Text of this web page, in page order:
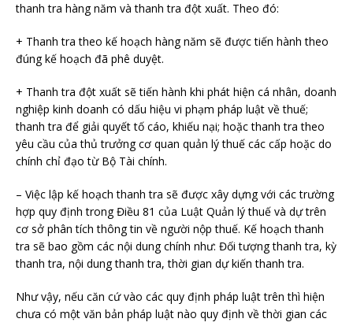
thanh tra hàng năm và thanh tra đột xuất. Theo đó:
+ Thanh tra theo kế hoạch hàng năm sẽ được tiến hành theo
đúng kế hoạch đã phê duyệt.
+ Thanh tra đột xuất sẽ tiến hành khi phát hiện cá nhân, doanh
nghiệp kinh doanh có dấu hiệu vi phạm pháp luật về thuế;
thanh tra để giải quyết tố cáo, khiếu nại; hoặc thanh tra theo
yêu cầu của thủ trưởng cơ quan quản lý thuế các cấp hoặc do
chính chỉ đạo từ Bộ Tài chính.
– Việc lập kế hoạch thanh tra sẽ được xây dựng với các trường
hợp quy định trong Điều 81 của Luật Quản lý thuế và dự trên
cơ sở phân tích thông tin về người nộp thuế. Kế hoạch thanh
tra sẽ bao gồm các nội dung chính như: Đối tượng thanh tra, kỳ
thanh tra, nội dung thanh tra, thời gian dự kiến thanh tra.
Như vậy, nếu căn cứ vào các quy định pháp luật trên thì hiện
chưa có một văn bản pháp luật nào quy định về thời gian các